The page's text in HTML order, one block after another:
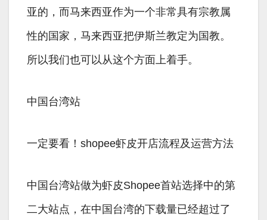
亚的，而马来西亚作为一个非常具有宗教属
性的国家，马来西亚把伊斯兰教定为国教。
所以我们也可以从这个方面上着手。
中国台湾站
一定要看！shopee虾皮开店流程及运营方法
中国台湾站做为虾皮Shopee首站选择中的第
二大站点，在中国台湾的下载量已经超过了